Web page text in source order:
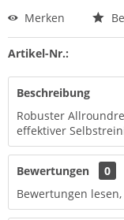
Merken
Artikel-Nr.:
Beschreibung
Robuster
effektiver
Bewertungen
0
Bewertungen